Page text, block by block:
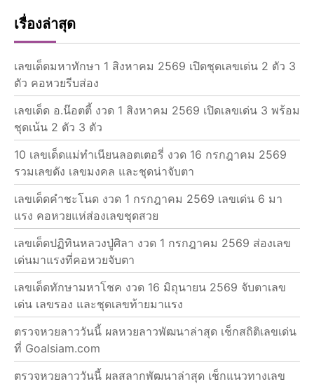
เรื่องล่าสุด
เลขเด็ดมหาทักษา 1 สิงหาคม 2569 เปิดชุดเลขเด่น 2 ตัว 3
ตัว คอหวยรีบส่อง
เลขเด็ด อ.น๊อตตี้ งวด 1 สิงหาคม 2569 เปิดเลขเด่น 3 พร้อม
ชุดเน้น 2 ตัว 3 ตัว
10 เลขเด็ดแม่ทำเนียนลอตเตอรี่ งวด 16 กรกฎาคม 2569
รวมเลขดัง เลขมงคล และชุดน่าจับตา
เลขเด็ดคำชะโนด งวด 1 กรกฎาคม 2569 เลขเด่น 6 มา
แรง คอหวยแห่ส่องเลขชุดสวย
เลขเด็ดปฏิทินหลวงปู่ศิลา งวด 1 กรกฎาคม 2569 ส่องเลข
เด่นมาแรงที่คอหวยจับตา
เลขเด็ดทักษามหาโชค งวด 16 มิถุนายน 2569 จับตาเลข
เด่น เลขรอง และชุดเลขท้ายมาแรง
ตรวจหวยลาววันนี้ ผลหวยลาวพัฒนาล่าสุด เช็กสถิติเลขเด่น
ที่ Goalsiam.com
ตรวจหวยลาววันนี้ ผลสลากพัฒนาล่าสุด เช็กแนวทางเลข